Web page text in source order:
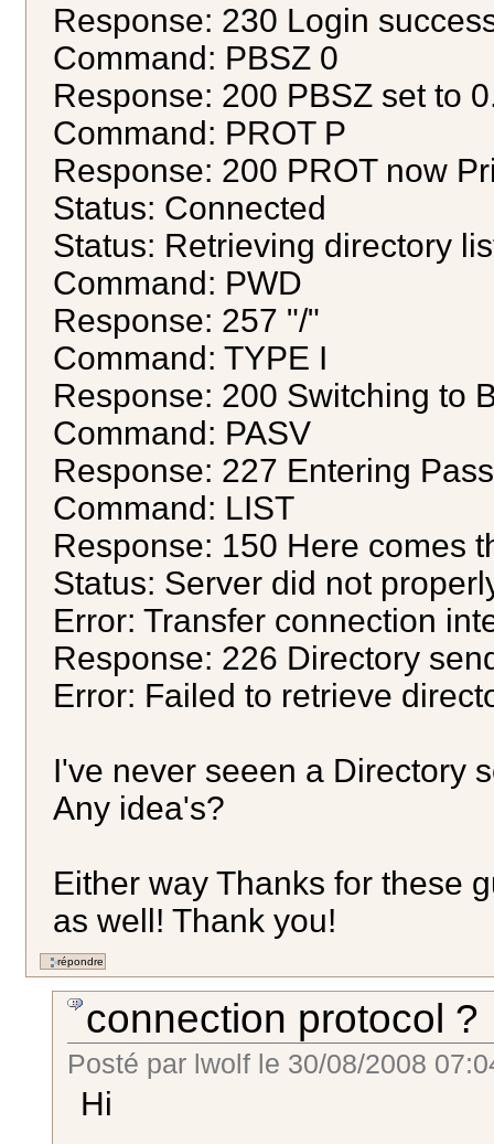
Response: 230 Login
Command: PBSZ 0
Response: 200 PBSZ set to
Command: PROT P
Response: 200 PROT now
Status: Connected
Status: Retrieving directory
Command: PWD
Response: 257 "/"
Command: TYPE I
Response: 200 Switching to
Command: PASV
Response: 227 Entering
Command: LIST
Response: 150 Here comes
Status: Server did not
Error: Transfer connection
Response: 226 Directory
Error: Failed to retrieve
I've never seeen a Directory
Any idea's?
Either way Thanks for these
as well! Thank you!
connection protocol ?
Posté par lwolf le 30/08/2008
Hi